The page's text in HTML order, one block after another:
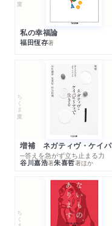
私の幸福論
福田恆存著
ちくま文庫
─答えを急がず立ち止まる力
谷川嘉浩著朱喜哲著ほか
ちくま文庫